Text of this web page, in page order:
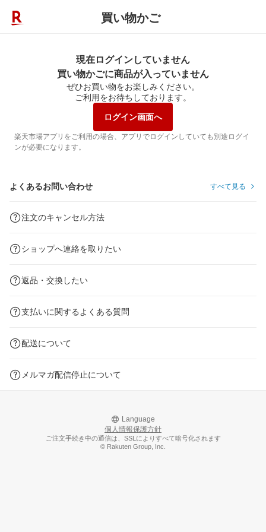
買い物かご
現在ログインしていません
買い物かごに商品が入っていません
ぜひお買い物をお楽しみください。
ご利用をお待ちしております。
ログイン画面へ
楽天市場アプリをご利用の場合、アプリでログインしていても別途ログイ
ンが必要になります。
よくあるお問い合わせ すべて見る
注文のキャンセル方法
ショップへ連絡を取りたい
返品・交換したい
支払いに関するよくある質問
配送について
メルマガ配信停止について
Language
個人情報保護方針
ご注文手続き中の通信は、SSLによりすべて暗号化されます
© Rakuten Group, Inc.